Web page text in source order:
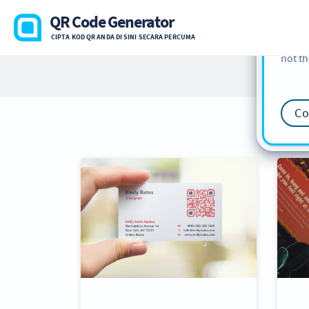
QR Code Generator
CIPTA KOD QR ANDA DI SINI SECARA PERCUMA
not